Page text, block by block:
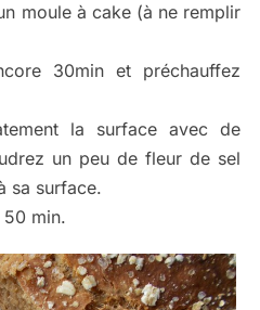
moule à cake (à ne remplir
30min et préchauffez
la surface avec de
un peu de fleur de sel
sa surface.
min.